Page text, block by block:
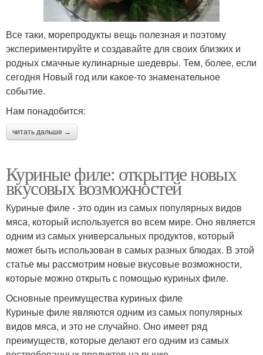
Все таки, морепродукты вещь полезная и поэтому
экспериментируйте и создавайте для своих близких и
родных смачные кулинарные шедевры. Тем, более, если
сегодня Новый год или какое-то знаменательное
событие.
Нам понадобится:
читать дальше →
Куриные филе: открытие новых
вкусовых возможностей
Куриные филе - это один из самых популярных видов
мяса, который используется во всем мире. Оно является
одним из самых универсальных продуктов, который
может быть использован в самых разных блюдах. В этой
статье мы рассмотрим новые вкусовые возможности,
которые можно открыть с помощью куриных филе.
Основные преимущества куриных филе
Куриные филе являются одним из самых популярных
видов мяса, и это не случайно. Оно имеет ряд
преимуществ, которые делают его одним из самых